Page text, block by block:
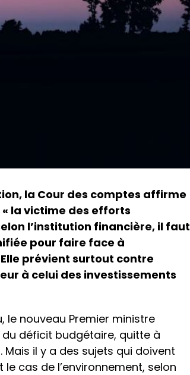
la Cour des comptes affirme
la victime des efforts
l’institution financière, il faut
pour faire face à
prévient surtout contre
à celui des investissements
le nouveau Premier ministre
déficit budgétaire, quitte à
il y a des sujets qui doivent
cas de l’environnement, selon